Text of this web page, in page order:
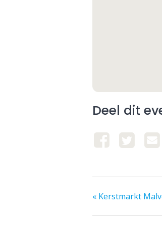
Deel dit
« Kerstmarkt